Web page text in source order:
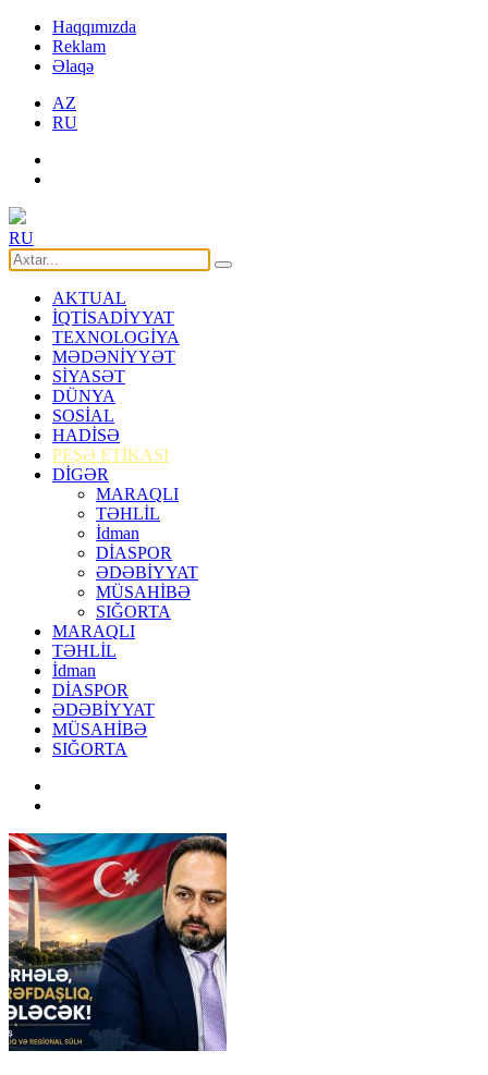
Haqqımızda
Reklam
Əlaqə
AZ
RU
RU
AKTUAL
İQTİSADİYYAT
TEXNOLOGİYA
MƏDƏNİYYƏT
SİYASƏT
DÜNYA
SOSİAL
HADİSƏ
PEŞƏ ETİKASI
DİGƏR
MARAQLI
TƏHLİL
İdman
DİASPOR
ƏDƏBİYYAT
MÜSAHİBƏ
SIĞORTA
MARAQLI
TƏHLİL
İdman
DİASPOR
ƏDƏBİYYAT
MÜSAHİBƏ
SIĞORTA